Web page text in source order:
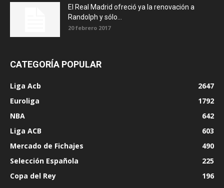
El Real Madrid ofreció ya la renovación a
Randolph y sólo...
20 febrero 2017
CATEGORÍA POPULAR
Liga Acb
2647
Euroliga
1792
NBA
642
Liga ACB
603
Mercado de Fichajes
490
Selección Española
225
Copa del Rey
196